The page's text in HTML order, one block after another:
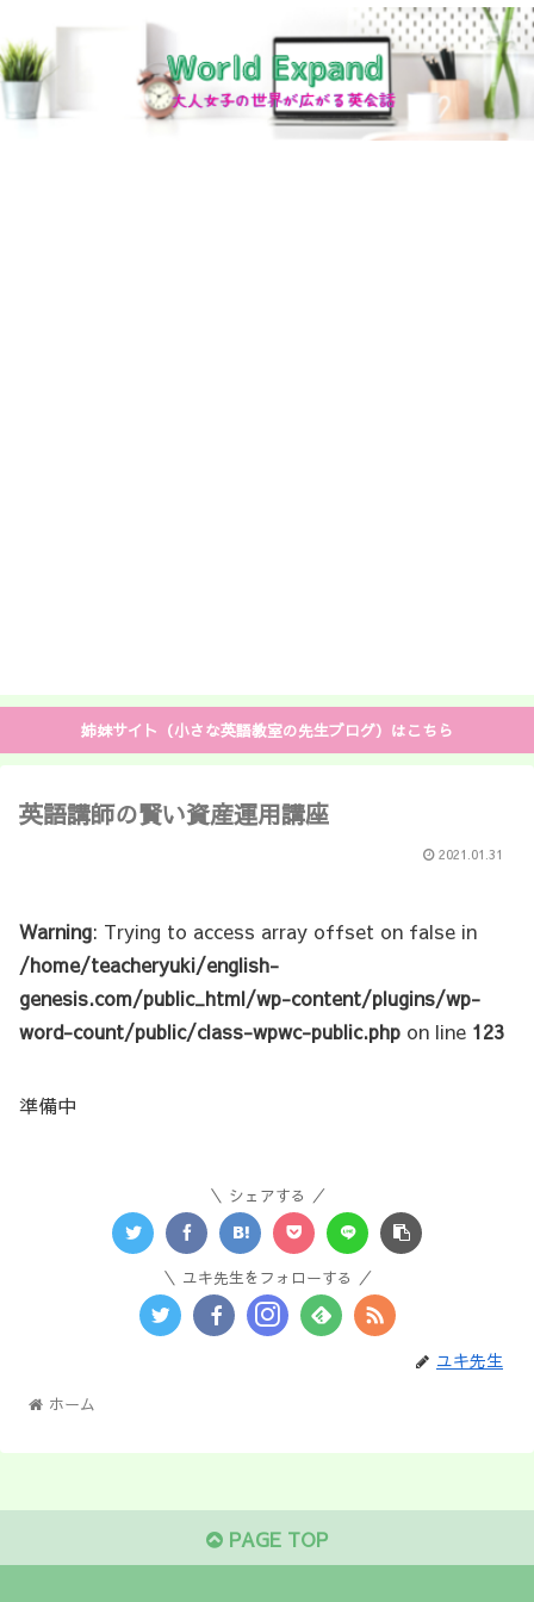
姉妹サイト（小さな英語教室の先生ブログ）はこちら
英語講師の賢い資産運用講座
2021.01.31
Warning: Trying to access array offset on false in
/home/teacheryuki/english-
genesis.com/public_html/wp-content/plugins/wp-
word-count/public/class-wpwc-public.php on line 123
準備中
シェアする
ユキ先生をフォローする
ユキ先生
ホーム
PAGE TOP